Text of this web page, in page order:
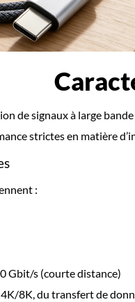
de signaux à large
strictes en matière
:
Gbit/s (courte distance)
8K, du transfert de